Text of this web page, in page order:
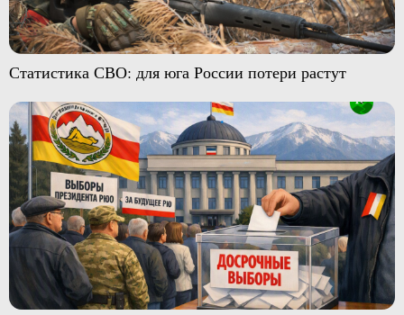
Статистика СВО: для юга России потери растут